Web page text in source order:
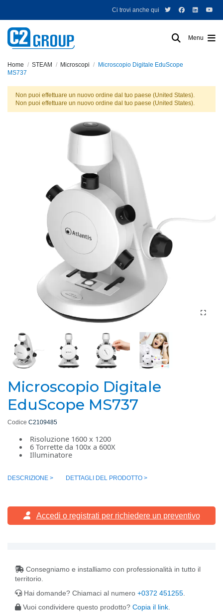
Ci trovi anche qui
Menu
Home STEAM Microscopi
Microscopio Digitale EduScope
MS737
Non puoi effettuare un nuovo ordine dal tuo paese (United States).
Non puoi effettuare un nuovo ordine dal tuo paese (United States).
Microscopio Digitale
EduScope MS737
Codice C2109485
Risoluzione 1600 x 1200
6 Torrette da 100x a 600X
Illuminatore
DESCRIZIONE > DETTAGLI DEL PRODOTTO >
Accedi o registrati per richiedere un preventivo
Consegniamo e installiamo con professionalità in tutto il
territorio.
Hai domande? Chiamaci al numero +0372 451255
Vuoi condividere questo prodotto? Copia il link.